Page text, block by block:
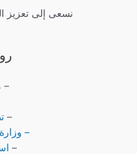
نسعى إلى تعزيز
–
–
– وزارة
–